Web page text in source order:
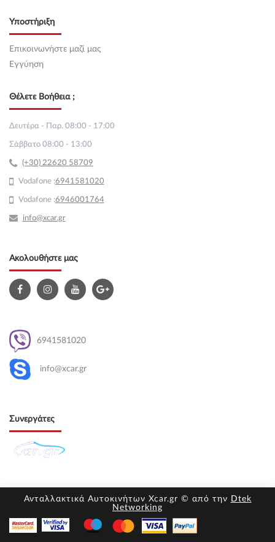
Υποστήριξη
Επικοινωνήστε μαζί μας
Εγγύηση
Θέλετε Βοήθεια ;
Δευτέρα - Παρ. 08:00 - 17:00
Σάββατο 08:00 - 13:00
(+30) 22620 58709
Vodafone :6941581020
Vodafone :6946001764
info@xcar.gr
Ακολουθήστε μας
6941581020
info@xcar.gr
Συνεργάτες
Ανταλλακτικά Αυτοκινήτων Xcar.gr © από την Dtek
Networking